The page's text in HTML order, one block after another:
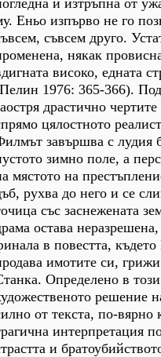
Еньо изпърво не го
съвсем друго.
някак
високо, едната
1976: 365-366).
драстично
цялостното
завършва с лудия
зимно поле, а
мястото на
рухва до него и се
със заснежената
остава
в повестта,
имотите си,
Определено в
решение
от текста, по-вярно
интерпретация
и